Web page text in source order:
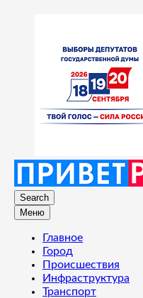
Search
Меню
Главное
Город
Происшествия
Инфраструктура
Транспорт